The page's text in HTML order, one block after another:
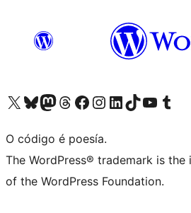
Visita la cuenta de X (anteriormente Twitter)
Visita a nosa conta de Bluesky
Visita a nosa conta de Mastodon
Visita a nosa conta de Threads
Visita a nosa páxina de Facebook
Visita a nosa conta de Instagram
Visita a nosa conta de LinkedIn
Visita a nosa conta de TikTok
Visita a nosa canle de
Visita a nosa
O código é poesía.
The WordPress® trademark is
of the WordPress Foundation.